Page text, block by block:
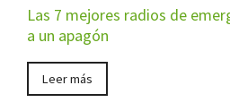
Las 7 mejores radios de
a un apagón
Leer más